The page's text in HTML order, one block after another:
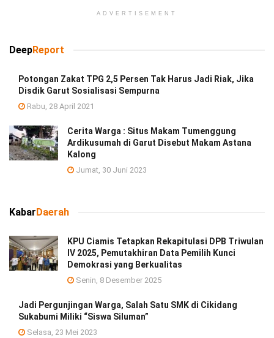
ADVERTISEMENT
DeepReport
Potongan Zakat TPG 2,5 Persen Tak Harus Jadi Riak, Jika
Disdik Garut Sosialisasi Sempurna
Rabu, 28 April 2021
Cerita Warga : Situs Makam Tumenggung
Ardikusumah di Garut Disebut Makam Astana
Kalong
Jumat, 30 Juni 2023
Kabar Daerah
KPU Ciamis Tetapkan Rekapitulasi DPB Triwulan
IV 2025, Pemutakhiran Data Pemilih Kunci
Demokrasi yang Berkualitas
Senin, 8 Desember 2025
Jadi Pergunjingan Warga, Salah Satu SMK di Cikidang
Sukabumi Miliki “Siswa Siluman”
Selasa, 23 Mei 2023